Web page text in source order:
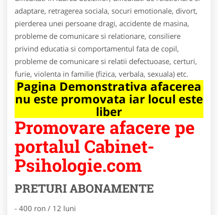
adaptare, retragerea sociala, socuri emotionale, divort,
pierderea unei persoane dragi, accidente de masina,
probleme de comunicare si relationare, consiliere
privind educatia si comportamentul fata de copil,
probleme de comunicare si relatii defectuoase, certuri,
furie, violenta in familie (fizica, verbala, sexuala) etc.
Pagina Demonstrativa afacerea
nu este promovata iar locul este
liber
Promovare afacere pe
portalul Cabinet-
Psihologie.com
PRETURI ABONAMENTE
- 400 ron / 12 luni